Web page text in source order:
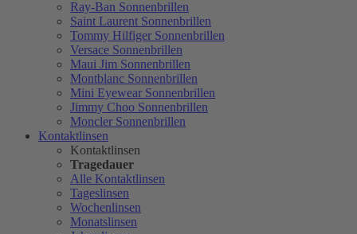
Ray-Ban Sonnenbrillen
Saint Laurent Sonnenbrillen
Tommy Hilfiger Sonnenbrillen
Versace Sonnenbrillen
Maui Jim Sonnenbrillen
Montblanc Sonnenbrillen
Mini Eyewear Sonnenbrillen
Jimmy Choo Sonnenbrillen
Moncler Sonnenbrillen
Kontaktlinsen
Kontaktlinsen
Tragedauer
Alle Kontaktlinsen
Tageslinsen
Wochenlinsen
Monatslinsen